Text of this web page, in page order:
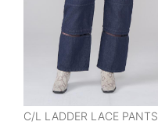
C/L LADDER LACE PANTS